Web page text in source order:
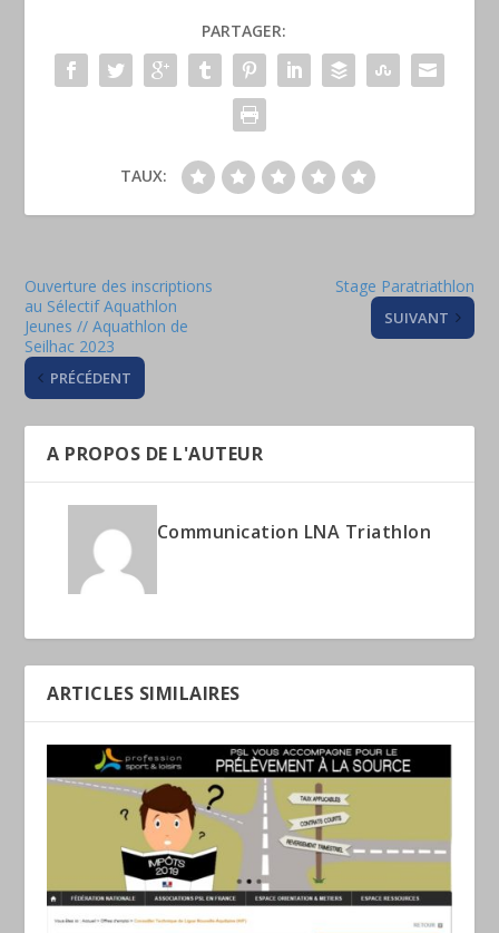
PARTAGER:
TAUX:
Ouverture des inscriptions
au Sélectif Aquathlon
Jeunes // Aquathlon de
Seilhac 2023
PRÉCÉDENT
Stage Paratriathlon
SUIVANT
A PROPOS DE L'AUTEUR
Communication LNA Triathlon
ARTICLES SIMILAIRES